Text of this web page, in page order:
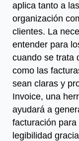
aplica tanto a
organización
clientes. La
entender para
cuando se trata
como las
sean claras y
Invoice, una
ayudará a
facturación
legibilidad